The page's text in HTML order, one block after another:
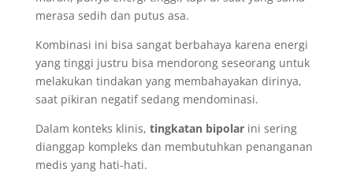
merasa sedih dan putus asa.
Kombinasi ini bisa sangat berbahaya karena energi
yang tinggi justru bisa mendorong seseorang untuk
melakukan tindakan yang membahayakan dirinya,
saat pikiran negatif sedang mendominasi.
Dalam konteks klinis, tingkatan bipolarini sering
dianggap kompleks dan membutuhkan penanganan
medis yang hati-hati.